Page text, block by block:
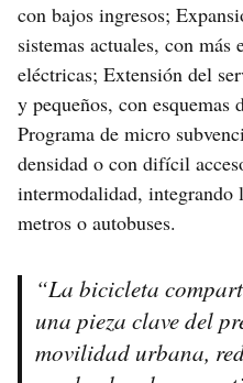
con bajos ingresos;
sistemas actuales, con más
eléctricas; Extensión del
y pequeños, con
Programa de micro
densidad o con difícil
intermodalidad, integrando
metros o autobuses.
“La bicicleta
una pieza clave del
movilidad urbana,